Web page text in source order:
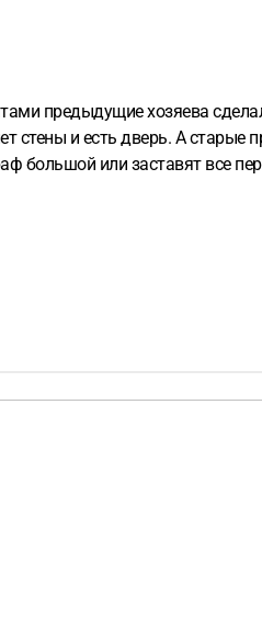
предыдущие хозяева
стены и есть дверь. А
большой или заставят все